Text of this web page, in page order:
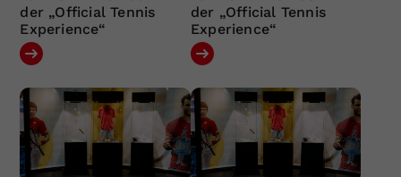
der „Official Tennis
Experience“
der „Official Tennis
Experience“